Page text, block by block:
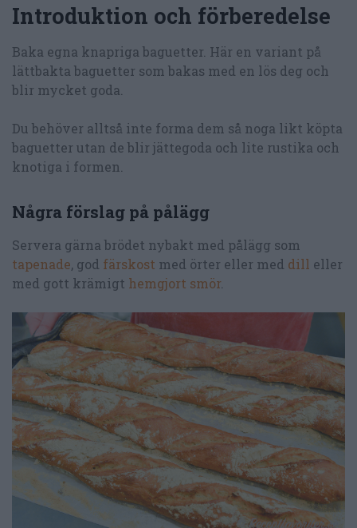
Introduktion och förberedelse
Baka egna knapriga baguetter. Här en variant på
lättbakta baguetter som bakas med en lös deg och
blir mycket goda.
Du behöver alltså inte forma dem så noga likt köpta
baguetter utan de blir jättegoda och lite rustika och
knotiga i formen.
Några förslag på pålägg
Servera gärna brödet nybakt med pålägg som
tapenade, god färskost med örter eller med dill eller
med gott krämigt hemgjort smör.